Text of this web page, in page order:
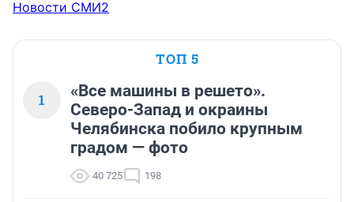
Новости СМИ2
ТОП 5
1
«Все машины в решето».
Северо-Запад и окраины
Челябинска побило крупным
градом — фото
40 725 198